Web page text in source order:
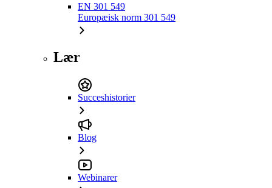
EN 301 549
Europæisk norm 301 549
Lær
Succeshistorier
Blog
Webinarer